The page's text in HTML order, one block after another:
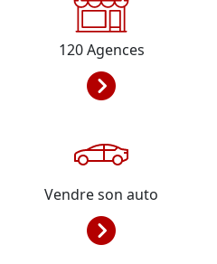
120Agences
Vendre son auto